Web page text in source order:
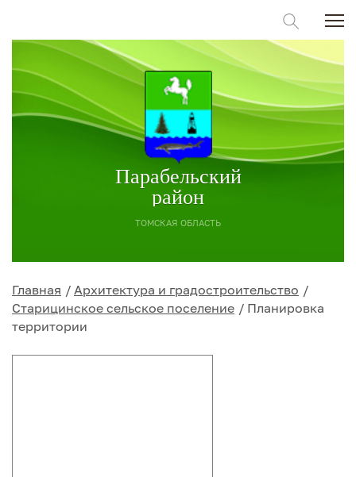
Парабельский
район
ТОМСКАЯ ОБЛАСТЬ
Главная
Архитектура и градостроительство
Старицинское сельское поселение
Планировка
территории